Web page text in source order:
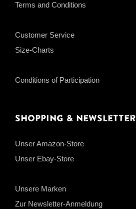
Terms and Conditions
Customer Service
Size-Charts
Conditions of Participation
Shopping & Newsletter
Unser Amazon-Store
Unser Ebay-Store
Unsere Marken
Zur Newsletter-Anmeldung